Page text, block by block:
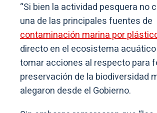
“Si bien la actividad pesquera no
una de las principales fuentes de
contaminación marina por
directo en el ecosistema
tomar acciones al respecto para
preservación de la biodiversidad
alegaron desde el Gobierno.